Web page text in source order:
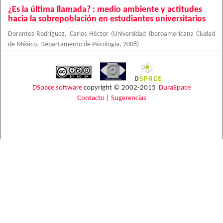
¿Es la última llamada? : medio ambiente y actitudes
hacia la sobrepoblación en estudiantes universitarios
Dorantes Rodríguez, Carlos Héctor (Universidad Iberoamericana Ciudad
de México. Departamento de Psicología, 2008)
DSpace software copyright © 2002-2015 DuraSpace
Contacto| Sugerencias